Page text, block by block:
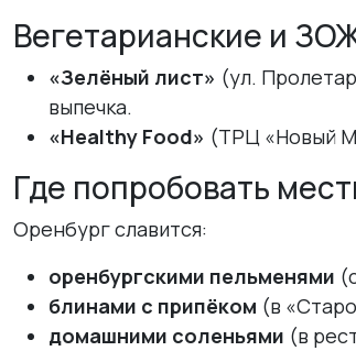
Вегетарианские и
«Зелёный лист» (ул.
выпечка.
«Healthy Food» (ТРЦ «Новый
Где попробовать
Оренбург славится:
оренбургскими пельменями
блинами с припёком (в
домашними соленьями (в